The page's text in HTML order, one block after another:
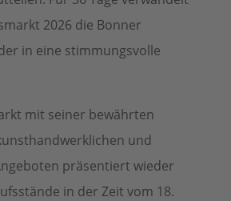
2026 die Bonner
in eine stimmungsvolle
mit seiner bewährten
und
präsentiert wieder
in der Zeit vom 18.